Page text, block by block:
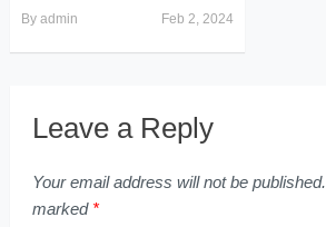
By admin Feb 2, 2024
Leave a Reply
Your email address will not be published.
marked *